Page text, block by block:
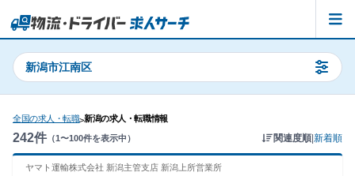
新潟市江南区
全国の求人・転職>新潟の求人・転職情報
242件 （1〜100件を表示中） 関連度順 新着順
ヤマト運輸株式会社 新潟主管支店 新潟上所営業所